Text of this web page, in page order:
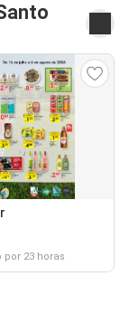
por 23 horas